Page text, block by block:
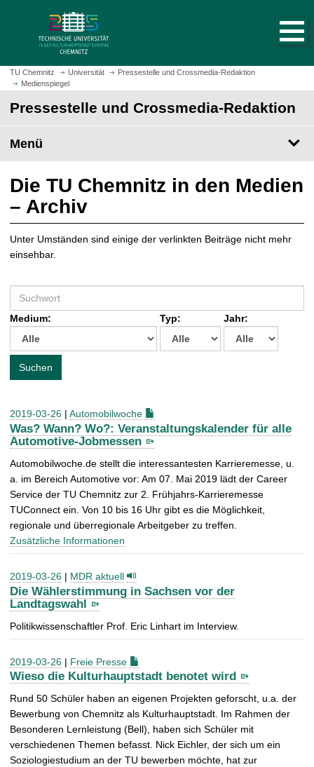
m
H
t
s
i
e
a
u
f
r
u
f
e
TU Chemnitz Universität
Pressestelle und Crossmedia-Redaktion
Medienspiegel
Pressestelle und Crossmedia-Redaktion
Menü
Die TU Chemnitz in den Medien
– Archiv
Unter Umständen sind einige der verlinkten Beiträge nicht mehr
einsehbar.
u
c
e
h
:
Medium: Typ: Jahr:
Suchen
2019-03-26 | Automobilwoche
Was? Wann? Wo?: Veranstaltungskalender für alle
Automotive-Jobmessen
Automobilwoche.de stellt die interessantesten Karrieremesse, u.
a. im Bereich Automotive vor: Am 07. Mai 2019 lädt der Career
Service der TU Chemnitz zur 2. Frühjahrs-Karrieremesse
TUConnect ein. Von 10 bis 16 Uhr gibt es die Möglichkeit,
regionale und überregionale Arbeitgeber zu treffen.
Zusätzliche Informationen
2019-03-26 | MDR aktuell
Die Wählerstimmung in Sachsen vor der
Landtagswahl
Politikwissenschaftler Prof. Eric Linhart im Interview.
2019-03-26 | Freie Presse
Wieso die Kulturhauptstadt benotet wird
Rund 50 Schüler haben an eigenen Projekten geforscht, u.a. der
Bewerbung von Chemnitz als Kulturhauptstadt. Im Rahmen der
Besonderen Lernleistung (Bell), haben sich Schüler mit
verschiedenen Themen befasst. Nick Eichler, der sich um ein
Soziologiestudium an der TU bewerben möchte, hat zur